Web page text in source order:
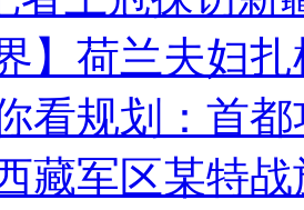
】荷兰夫妇
看规划：首
藏军区某特